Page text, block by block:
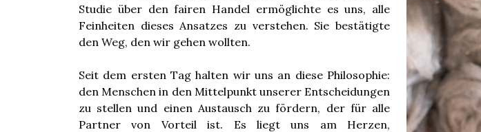
Studie über den fairen Handel ermöglichte es uns, alle
Feinheiten dieses Ansatzes zu verstehen. Sie bestätigte
den Weg, den wir gehen wollten.
Seit dem ersten Tag halten wir uns an diese Philosophie:
den Menschen in den Mittelpunkt unserer Entscheidungen
zu stellen und einen Austausch zu fördern, der für alle
Partner von Vorteil ist. Es liegt uns am Herzen,